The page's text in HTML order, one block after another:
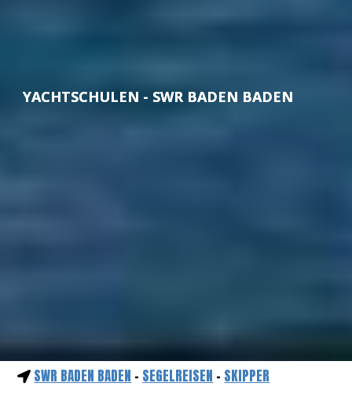
YACHTSCHULEN - SWR BADEN BADEN
SWR BADEN BADEN - SEGELREISEN - SKIPPER